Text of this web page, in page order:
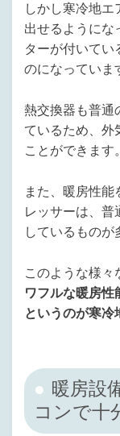
しかし寒冷地エ
出せるようにな
ターが付いてい
のになっていま
熱交換器も普通
ているため、外
ことができます。
また、暖房性
レッサーは、普
しているものが
このような様々
ワフルな暖房性
というのが寒冷
暖房設
コンで十